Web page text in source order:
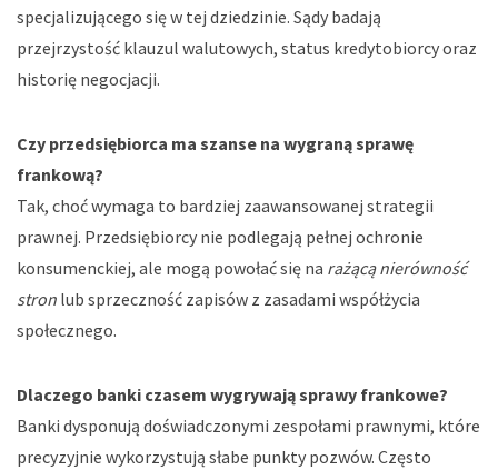
specjalizującego się w tej dziedzinie. Sądy badają
przejrzystość klauzul walutowych, status kredytobiorcy oraz
historię negocjacji.
Czy przedsiębiorca ma szanse na wygraną sprawę
frankową?
Tak, choć wymaga to bardziej zaawansowanej strategii
prawnej. Przedsiębiorcy nie podlegają pełnej ochronie
konsumenckiej, ale mogą powołać się na rażącą nierówność
stron lub sprzeczność zapisów z zasadami współżycia
społecznego.
Dlaczego banki czasem wygrywają sprawy frankowe?
Banki dysponują doświadczonymi zespołami prawnymi, które
precyzyjnie wykorzystują słabe punkty pozwów. Często